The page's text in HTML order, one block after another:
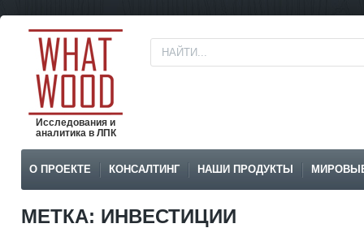
Исследования и
аналитика в ЛПК
О ПРОЕКТЕ КОНСАЛТИНГ НАШИ ПРОДУКТЫ
МЕТКА: ИНВЕСТИЦИИ